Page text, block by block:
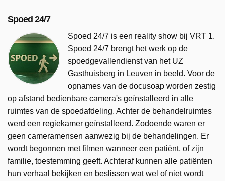
Spoed 24/7
Spoed 24/7 is een reality show bij VRT 1.
Spoed 24/7 brengt het werk op de
spoedgevallendienst van het UZ
Gasthuisberg in Leuven in beeld. Voor de
opnames van de docusoap worden zestig
op afstand bedienbare camera's geïnstalleerd in alle
ruimtes van de spoedafdeling. Achter de behandelruimtes
werd een regiekamer geïnstalleerd. Zodoende waren er
geen cameramensen aanwezig bij de behandelingen. Er
wordt begonnen met filmen wanneer een patiënt, of zijn
familie, toestemming geeft. Achteraf kunnen alle patiënten
hun verhaal bekijken en beslissen wat wel of niet wordt